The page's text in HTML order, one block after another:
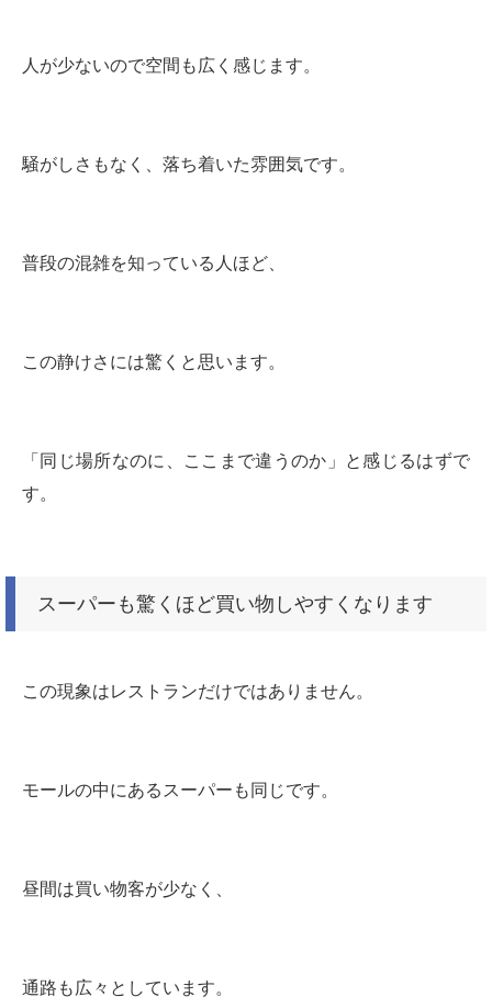
人が少ないので空間も広く感じます。
騒がしさもなく、落ち着いた雰囲気です。
普段の混雑を知っている人ほど、
この静けさには驚くと思います。
「同じ場所なのに、ここまで違うのか」と感じるはずで
す。
スーパーも驚くほど買い物しやすくなります
この現象はレストランだけではありません。
モールの中にあるスーパーも同じです。
昼間は買い物客が少なく、
通路も広々としています。